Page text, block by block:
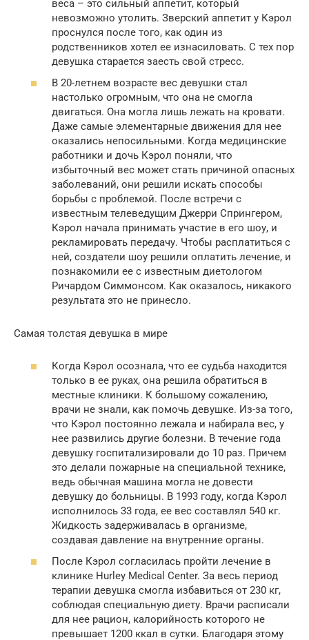
веса – это сильный аппетит, который
невозможно утолить. Зверский аппетит у Кэрол
проснулся после того, как один из
родственников хотел ее изнасиловать. С тех пор
девушка старается заесть свой стресс.
В 20-летнем возрасте вес девушки стал
настолько огромным, что она не смогла
двигаться. Она могла лишь лежать на кровати.
Даже самые элементарные движения для нее
оказались непосильными. Когда медицинские
работники и дочь Кэрол поняли, что
избыточный вес может стать причиной опасных
заболеваний, они решили искать способы
борьбы с проблемой. После встречи с
известным телеведущим Джерри Спрингером,
Кэрол начала принимать участие в его шоу, и
рекламировать передачу. Чтобы расплатиться с
ней, создатели шоу решили оплатить лечение, и
познакомили ее с известным диетологом
Ричардом Симмонсом. Как оказалось, никакого
результата это не принесло.
Самая толстая девушка в мире
Когда Кэрол осознала, что ее судьба находится
только в ее руках, она решила обратиться в
местные клиники. К большому сожалению,
врачи не знали, как помочь девушке. Из-за того,
что Кэрол постоянно лежала и набирала вес, у
нее развились другие болезни. В течение года
девушку госпитализировали до 10 раз. Причем
это делали пожарные на специальной технике,
ведь обычная машина могла не довести
девушку до больницы. В 1993 году, когда Кэрол
исполнилось 33 года, ее вес составлял 540 кг.
Жидкость задерживалась в организме,
создавая давление на внутренние органы.
После Кэрол согласилась пройти лечение в
клинике Hurley Medical Center. За весь период
терапии девушка смогла избавиться от 230 кг,
соблюдая специальную диету. Врачи расписали
для нее рацион, калорийность которого не
превышает 1200 ккал в сутки. Благодаря этому